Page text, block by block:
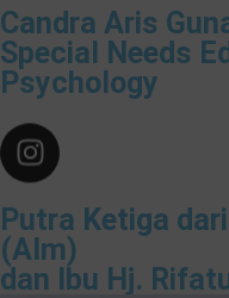
Candra Aris
Special Needs
Psychology
Putra Ketiga
(Alm)
dan Ibu Hj.